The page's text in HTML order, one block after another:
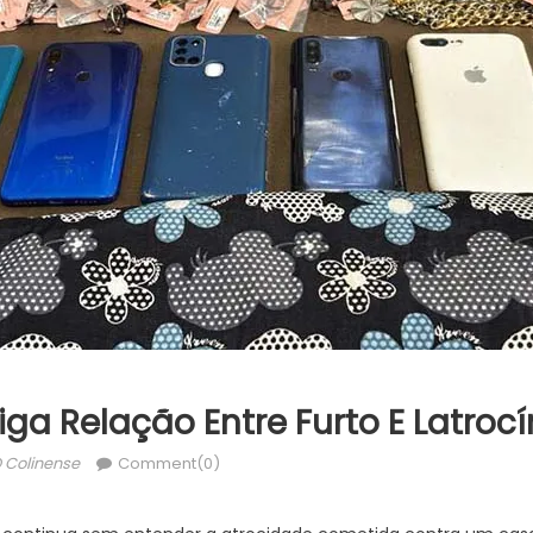
Relação Entre Furto E
Colinense Comment(0)